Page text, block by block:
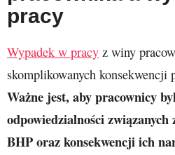
pracy
Wypadek w pracy z winy
skomplikowanych konsekwencji
Ważne jest, aby pracownicy
odpowiedzialności związanych
BHP oraz konsekwencji ich